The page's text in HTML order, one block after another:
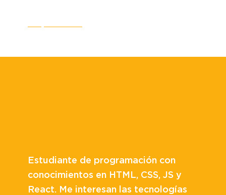
Estudiante de programación con
conocimientos en HTML, CSS, JS y
React. Me interesan las tecnologías